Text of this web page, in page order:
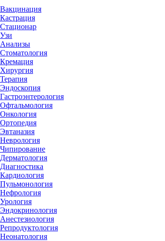
Вакцинация
Кастрация
Стационар
Узи
Анализы
Стоматология
Кремация
Хирургия
Терапия
Эндоскопия
Гастроэнтерология
Офтальмология
Онкология
Ортопедия
Эвтаназия
Неврология
Чипирование
Дерматология
Диагностика
Кардиология
Пульмонология
Нефрология
Урология
Эндокринология
Анестезиология
Репродуктология
Неонатология